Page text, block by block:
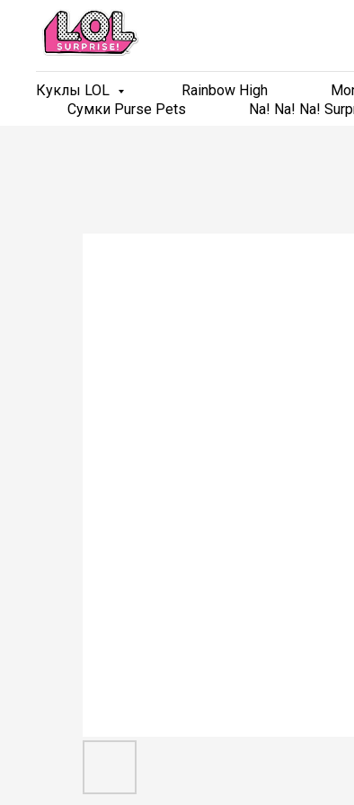
Куклы LOL Rainbow High
Сумки Purse Pets
Na! Na! Na!
Куклы LOL Rainbow High
Сумки Purse Pets
Na! Na! Na!